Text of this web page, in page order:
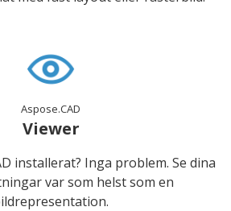
Aspose.CAD
Viewer
installerat? Inga problem. Se dina
var som helst som en